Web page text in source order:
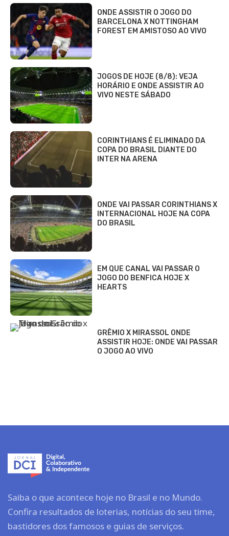
ONDE ASSISTIR O JOGO DO
BARCELONA X NOTTINGHAM
FOREST EM AMISTOSO AO VIVO
JOGOS DE HOJE (8/8): VEJA
HORÁRIO E ONDE ASSISTIR AO
VIVO NESTE SÁBADO
CORINTHIANS É ELIMINADO DA
COPA DO BRASIL DIANTE DO
INTER NA ARENA
ONDE VAI PASSAR CORINTHIANS X
INTERNACIONAL HOJE NA COPA
DO BRASIL
EM QUE CANAL VAI PASSAR O
JOGO DO BENFICA HOJE X
HEARTS
GRÊMIO X MIRASSOL ONDE
ASSISTIR HOJE: ONDE VAI PASSAR
O JOGO AO VIVO
Saiba o que acontece hoje no Brasil e no Mundo.
Confira resultados de loterias, notícias do seu time,
bastidores dos famosos e guias de serviços.